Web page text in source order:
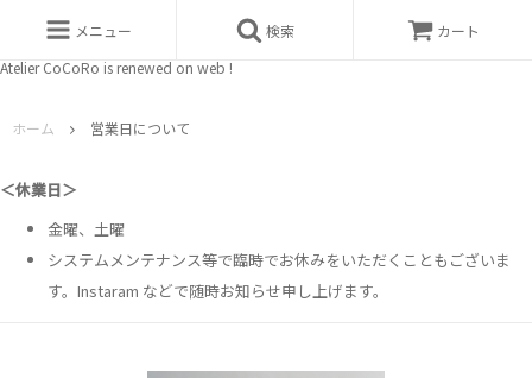
Atelier CoCoRo is renewed on web !
メニュー 検索 カート
ホーム 営業日について
＜休業日＞
金曜、土曜
システムメンテナンス等で臨時でお休みをいただくこともございま
す。Instaram などで随時お知らせ申し上げます。